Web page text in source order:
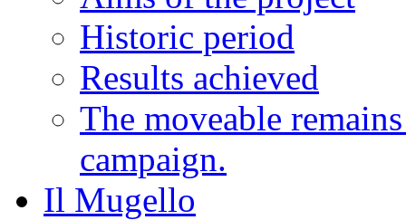
Historic period
Results achieved
The moveable
campaign.
Il Mugello